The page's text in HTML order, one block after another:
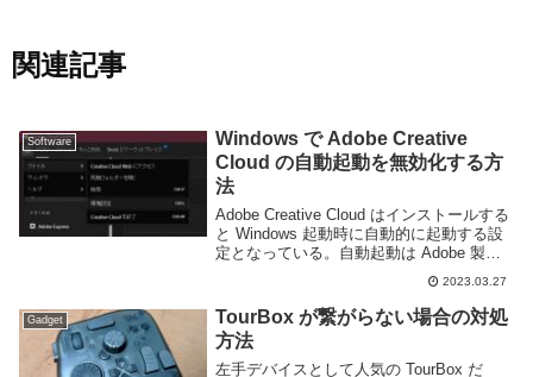
関連記事
Software
Windows で Adobe Creative
Cloud の自動起動を無効化する方
法
Adobe Creative Cloud はインストールする
と Windows 起動時に自動的に起動する設
定となっている。自動起動は Adobe 製品
の起動の高速化や自動アップデートなどに
利用されると思うのだが、Adobe 製品を頻
繁に利用...
2023.03.27
Gadget
TourBox が繋がらない場合の対処
方法
左手デバイスとして人気の TourBox だ